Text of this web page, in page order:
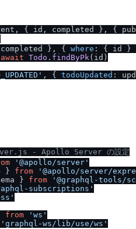
{ id, completed }, {
}, { where : { id }
await Todo . findByPk(id)
, { todoUpdated :
- Apollo Server の設定
'@apollo/server'
} from '@apollo/server/
} from '@graphql-tools/
subscriptions'
from
'ws'
'graphql-ws/ lib/use/ws'